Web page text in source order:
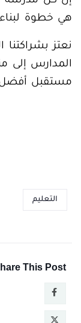
هي خطوة
نعتز بشراكتنا
المدارس إلى
مستقبل أفضل
التعليم
This Post: